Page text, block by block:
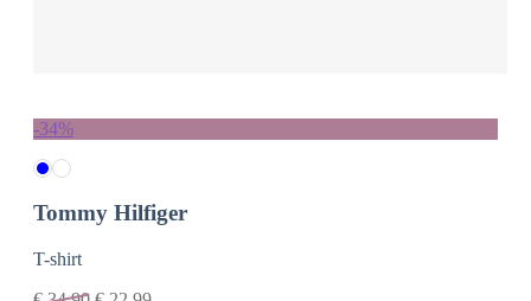
-34%
Tommy Hilfiger
T-shirt